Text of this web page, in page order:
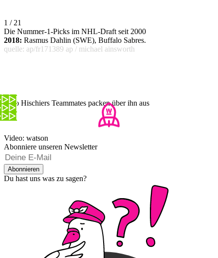
1 / 21
Die Nummer-1-Picks im NHL-Draft seit 2000
2018: Rasmus Dahlin (SWE), Buffalo Sabres.
quelle: ap/fr171389 ap / michael ainsworth
Nico Hischiers Teammates packen über ihn aus
Video: watson
Abonniere unseren Newsletter
Abonnieren
Du hast uns was zu sagen?